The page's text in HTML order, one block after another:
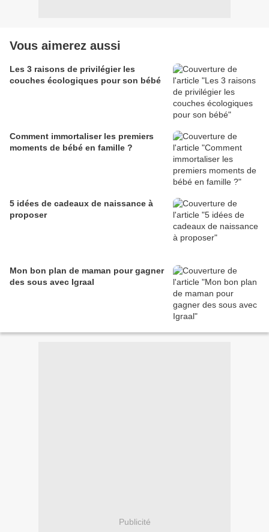
Vous aimerez aussi
Les 3 raisons de privilégier les
couches écologiques pour son bébé
Comment immortaliser les premiers
moments de bébé en famille ?
5 idées de cadeaux de naissance à
proposer
Mon bon plan de maman pour gagner
des sous avec Igraal
Publicité